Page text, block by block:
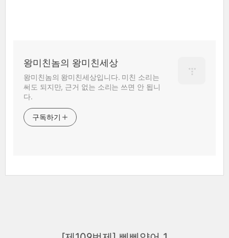
왕미친놈의 왕미친세상
왕미친놈의 왕미친세상입니다. 미친 소리는
써도 되지만, 근거 없는 소리는 쓰면 안 됩니
다.
구독하기